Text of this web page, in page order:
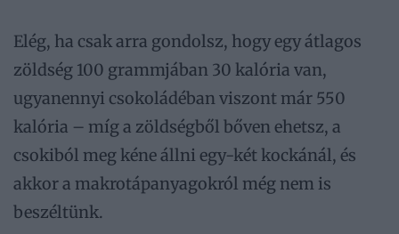
Elég, ha csak arra gondolsz, hogy egy átlagos
zöldség 100 grammjában 30 kalória van,
ugyanennyi csokoládéban viszont már 550
kalória – míg a zöldségből bőven ehetsz, a
csokiból meg kéne állni egy-két kockánál, és
akkor a makrotápanyagokról még nem is
beszéltünk.